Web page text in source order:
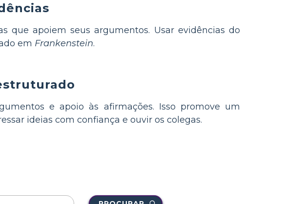
que apoiem seus argumentos. Usar evidências do
em Frankenstein.
e apoio às afirmações. Isso promove um
ideias com confiança e ouvir os colegas.